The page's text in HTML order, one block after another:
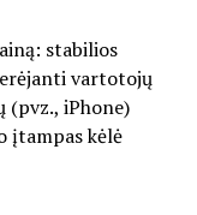
stabilios
vartotojų
(pvz., iPhone)
įtampas kėlė